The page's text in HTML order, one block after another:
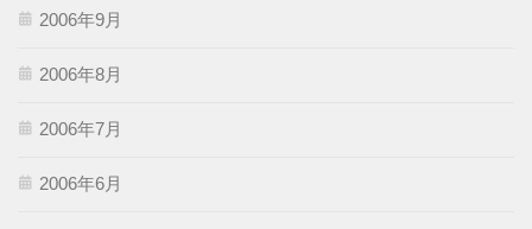
2006年9月
2006年8月
2006年7月
2006年6月